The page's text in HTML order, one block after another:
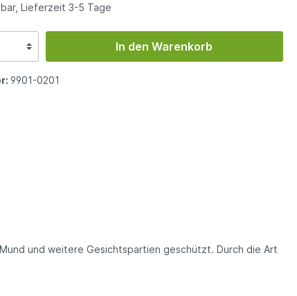
Lieferzeit 3-5 Tage
In den Warenkorb
9901-0201
und weitere Gesichtspartien geschützt. Durch die Art